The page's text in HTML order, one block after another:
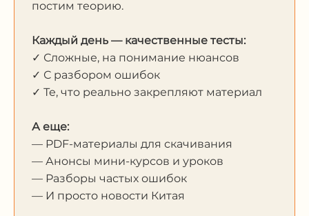
постим теорию.
Каждый день — качественные тесты:
✓ Сложные, на понимание нюансов
✓ С разбором ошибок
✓ Те, что реально закрепляют материал
А еще:
— PDF-материалы для скачивания
— Анонсы мини-курсов и уроков
— Разборы частых ошибок
— И просто новости Китая